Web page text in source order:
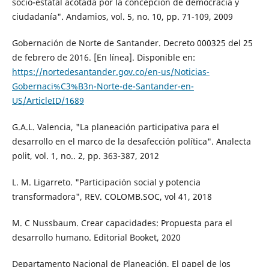
ciudadanía". Andamios, vol. 5, no. 10, pp. 71-109, 2009
Gobernación de Norte de Santander. Decreto 000325 del 25
de febrero de 2016. [En línea]. Disponible en:
https://nortedesantander.gov.co/en-us/Noticias-
Gobernaci%C3%B3n-Norte-de-Santander-en-
US/ArticleID/1689
G.A.L. Valencia, "La planeación participativa para el
desarrollo en el marco de la desafección política". Analecta
polit, vol. 1, no.. 2, pp. 363-387, 2012
L. M. Ligarreto. "Participación social y potencia
transformadora", REV. COLOMB.SOC, vol 41, 2018
M. C Nussbaum. Crear capacidades: Propuesta para el
desarrollo humano. Editorial Booket, 2020
Departamento Nacional de Planeación, El papel de los